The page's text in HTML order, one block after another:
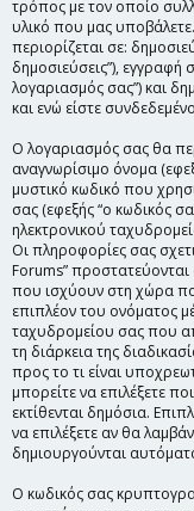
τρόπος με τον οποίο
υλικό που μας
περιορίζεται σε:
δημοσιεύσεις”), εγγραφή
λογαριασμός σας”) και
και ενώ είστε
Ο λογαριασμός σας θα
αναγνωρίσιμο όνομα
μυστικό κωδικό που
σας (εφεξής “ο κωδικός
ηλεκτρονικού
Οι πληροφορίες σας
Forums”
που ισχύουν στη χώρα
επιπλέον του ονόματος
ταχυδρομείου σας που
τη διάρκεια της
προς το τι είναι
μπορείτε να επιλέξετε
εκτίθενται δημόσια.
να επιλέξετε αν θα
δημιουργούνται
Ο κωδικός σας